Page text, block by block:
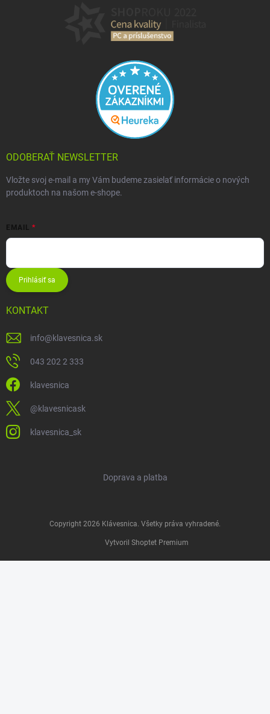
ODOBERAŤ NEWSLETTER
Vložte svoj e-mail a my Vám budeme zasielať informácie o nových
produktoch na našom e-shope.
EMAIL
Prihlásiť sa
KONTAKT
info@klavesnica.sk
043 202 2 333
klavesnica
@klavesnicask
klavesnica_sk
Doprava a platba
Vytvoril Shoptet Premium
Copyright 2026 Klávesnica. Všetky práva vyhradené.